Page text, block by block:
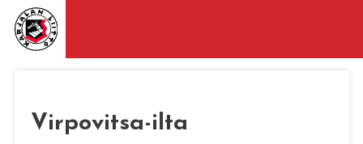
Virpovitsa-ilta